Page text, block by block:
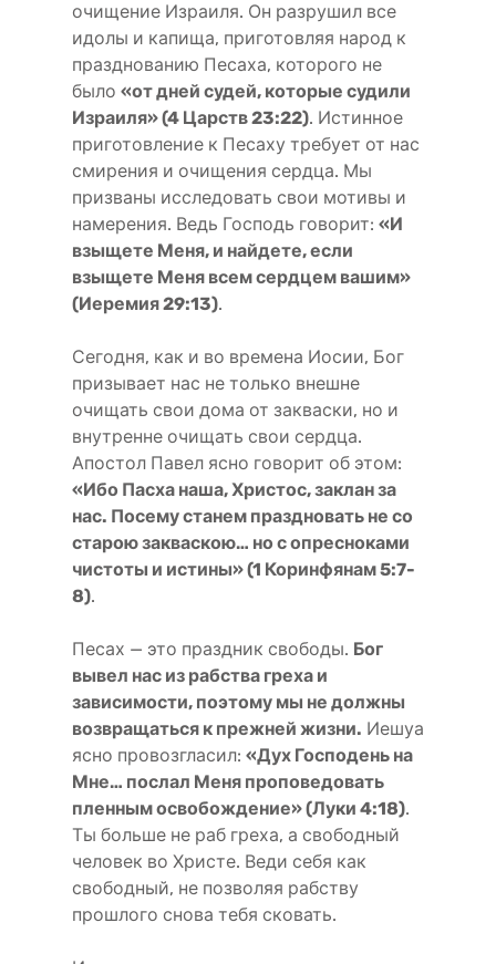
очищение Израиля. Он разрушил все
идолы и капища, приготовляя народ к
празднованию Песаха, которого не
было «от дней судей, которые судили
Израиля» (4 Царств 23:22). Истинное
приготовление к Песаху требует от нас
смирения и очищения сердца. Мы
призваны исследовать свои мотивы и
намерения. Ведь Господь говорит: «И
взыщете Меня, и найдете, если
взыщете Меня всем сердцем вашим»
(Иеремия 29:13).
Сегодня, как и во времена Иосии, Бог
призывает нас не только внешне
очищать свои дома от закваски, но и
внутренне очищать свои сердца.
Апостол Павел ясно говорит об этом:
«Ибо Пасха наша, Христос, заклан за
нас. Посему станем праздновать не со
старою закваскою… но с опресноками
чистоты и истины» (1 Коринфянам 5:7-
8).
Песах — это праздник свободы. Бог
вывел нас из рабства греха и
зависимости, поэтому мы не должны
возвращаться к прежней жизни. Иешуа
ясно провозгласил: «Дух Господень на
Мне… послал Меня проповедовать
пленным освобождение» (Луки 4:18).
Ты больше не раб греха, а свободный
человек во Христе. Веди себя как
свободный, не позволяя рабству
прошлого снова тебя сковать.